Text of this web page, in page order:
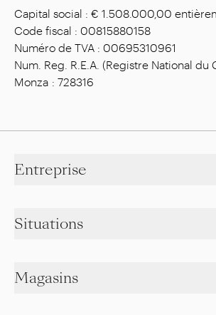
Capital social : € 1.508.000,00
Code fiscal : 00815880158
Numéro de TVA : 00695310961
Num. Reg. R.E.A. (Registre National du
Monza : 728316
Entreprise
Situations
Magasins